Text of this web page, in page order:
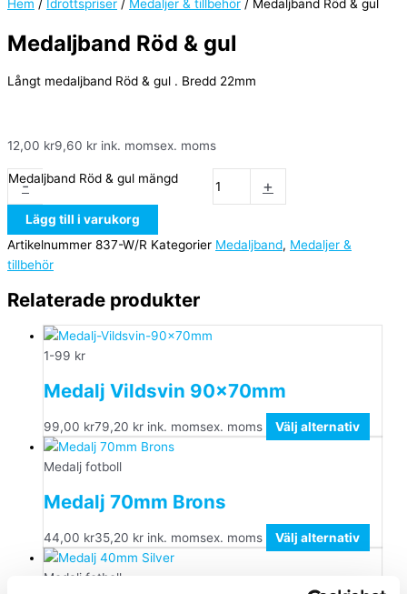
Hem / Idrottspriser / Medaljer & tillbehör / Medaljband Röd & gul
Medaljband Röd & gul
Långt medaljband Röd & gul . Bredd 22mm
12,00 kr9,60 kr ink. momsex. moms
-
Medaljband Röd & gul mängd +
Lägg till i varukorg
Artikelnummer 837-W/R Kategorier Medaljband, Medaljer &
tillbehör
Relaterade produkter
1-99 kr
Medalj Vildsvin 90x70mm
99,00 kr79,20 kr ink. momsex. moms Välj alternativ
Medalj fotboll
Medalj 70mm Brons
44,00 kr35,20 kr ink. momsex. moms Välj alternativ
Medalj fotboll